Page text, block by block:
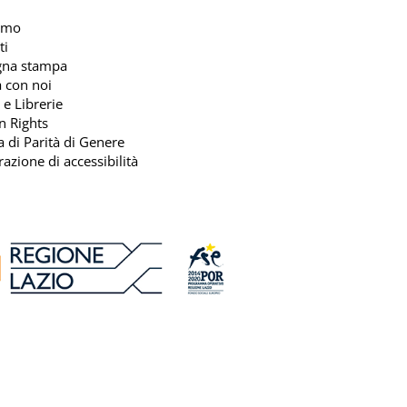
stampa
con noi
e Librerie
Rights
di Parità di Genere
di accessibilità